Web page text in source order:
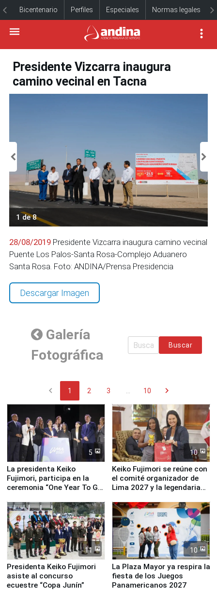
Bicentenario Perfiles Especiales Normas legales
Presidente Vizcarra inaugura
camino vecinal en Tacna
1 de 8
28/08/2019 Presidente Vizcarra inaugura camino vecinal
Puente Los Palos-Santa Rosa-Complejo Aduanero
Santa Rosa. Foto: ANDINA/Prensa Presidencia
Descargar Imagen
Galería
Fotográfica
Buscar
chevron_left 1 2 3 10 chevron_right
5
La presidenta Keiko
Fujimori, participa en la
ceremonia “One Year To Go
10
Keiko Fujimori se reúne con
el comité organizador de
Lima 2027 y la legendaria
11
Presidenta Keiko Fujimori
asiste al concurso
ecuestre “Copa Junín”
10
La Plaza Mayor ya respira la
fiesta de los Juegos
Panamericanos 2027